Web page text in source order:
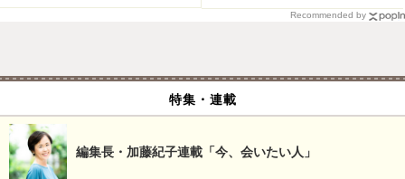
Recommended by
特集・連載
編集長・加藤紀子連載「今、会いたい人」